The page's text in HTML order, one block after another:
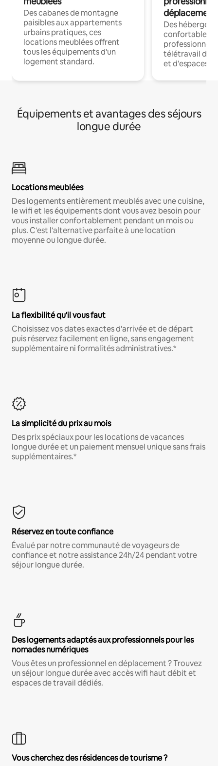
Des cabanes de montagne
paisibles aux appartements
urbains pratiques, ces
locations meublées offrent
tous les équipements d'un
logement standard.
déplacement
Des
confortables
professionnels
télétravail
et d'espaces
Équipements et avantages des séjours
longue durée
Locations meublées
Des logements entièrement meublés avec une cuisine,
le wifi et les équipements dont vous avez besoin pour
vous installer confortablement pendant un mois ou
plus. C'est l'alternative parfaite à une location
moyenne ou longue durée.
La flexibilité qu'il vous faut
Choisissez vos dates exactes d'arrivée et de départ
puis réservez facilement en ligne, sans engagement
supplémentaire ni formalités administratives.*
La simplicité du prix au mois
Des prix spéciaux pour les locations de vacances
longue durée et un paiement mensuel unique sans frais
supplémentaires.*
Réservez en toute confiance
Évalué par notre communauté de voyageurs de
confiance et notre assistance 24h/24 pendant votre
séjour longue durée.
Des logements adaptés aux professionnels pour les
nomades numériques
Vous êtes un professionnel en déplacement ? Trouvez
un séjour longue durée avec accès wifi haut débit et
espaces de travail dédiés.
Vous cherchez des résidences de tourisme ?